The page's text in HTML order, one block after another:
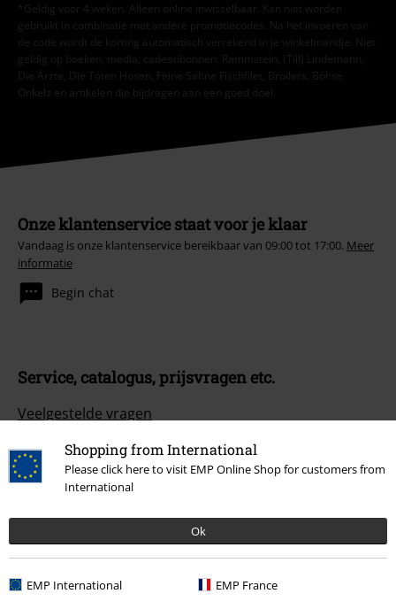
Shopping from International
Please click here to visit EMP Online Shop for customers from
International
Ok
EMP International EMP France
*Geldig voor 4 weken. Alleen online inwisselbaar. Kan niet worden
gebruikt in combinatie met andere promotiecodes. Na het invoeren van
de code wordt de korting automatisch verrekend in je winkelmandje. Niet
geldig op boeken, media, cadeaubonnen, Rammstein, (Till) Lindemann,
Die Ärzte, Die Toten Hosen, Feine Sahne Fischfilet, Broilers, Böhse
Onkelz en artikelen die bijdragen aan een goed doel.
Onze klantenservice staat voor je klaar
Vandaag is onze klantenservice bereikbaar van 09:00 tot 17:00. Meer
informatie
Begin chat
Service, catalogus, prijsvragen etc.
Veelgestelde vragen
Retourvoorwaarden
Retourneer item
Algemene maat info
Annuleer mijn BSC-lidmaatschap
Betaalmethodes